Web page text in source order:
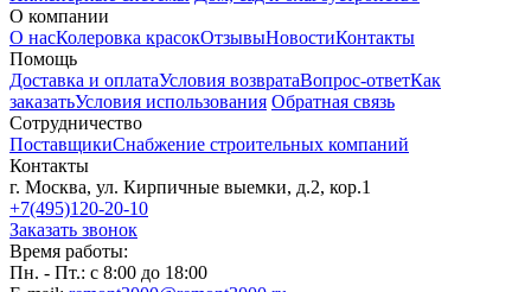
О компании
О насКолеровка красокОтзывыНовостиКонтакты
Помощь
Доставка и оплатаУсловия возвратаВопрос-ответКак
заказатьУсловия использования Обратная связь
Сотрудничество
ПоставщикиСнабжение строительных компаний
Контакты
г. Москва, ул. Кирпичные выемки, д.2, кор.1
+7(495)120-20-10
Заказать звонок
Время работы:
Пн. - Пт.: с 8:00 до 18:00